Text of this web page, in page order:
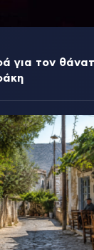
για τον